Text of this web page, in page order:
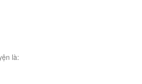
là: